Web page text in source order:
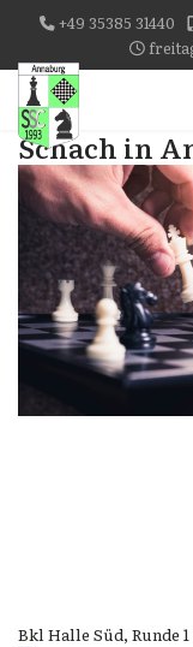
+49 35385 31440
Schach in
Bkl Halle Süd, Runde